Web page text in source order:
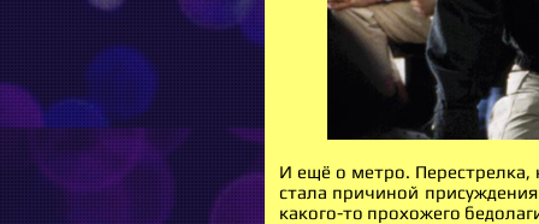
И ещё о метро. Перестрелка,
стала причиной
какого-то прохожего